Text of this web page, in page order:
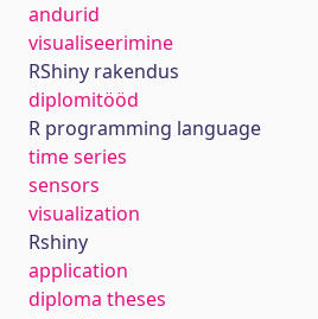
andurid
visualiseerimine
RShiny rakendus
diplomitööd
R programming language
time series
sensors
visualization
Rshiny
application
diploma theses